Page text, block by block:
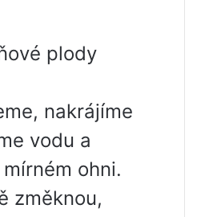
plody
nakrájíme
vodu a
ohni.
změknou,